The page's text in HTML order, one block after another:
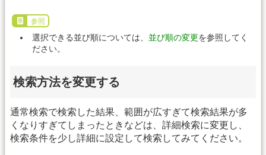
参照
選択できる並び順については、 並び順の変更を参照してく
ださい。
検索方法を変更する
通常検索で検索した結果、範囲が広すぎて検索結果が多
くなりすぎてしまったときなどは、詳細検索に変更し、
検索条件を少し詳細に設定して検索してみてください。